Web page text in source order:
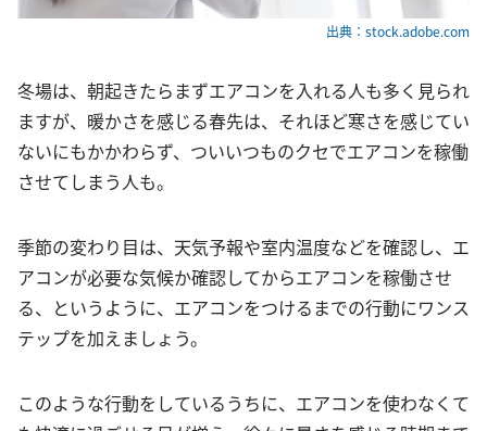
出典：stock.adobe.com
冬場は、朝起きたらまずエアコンを入れる人も多く見られ
ますが、暖かさを感じる春先は、それほど寒さを感じてい
ないにもかかわらず、ついいつものクセでエアコンを稼働
させてしまう人も。
季節の変わり目は、天気予報や室内温度などを確認し、エ
アコンが必要な気候か確認してからエアコンを稼働させ
る、というように、エアコンをつけるまでの行動にワンス
テップを加えましょう。
このような行動をしているうちに、エアコンを使わなくて